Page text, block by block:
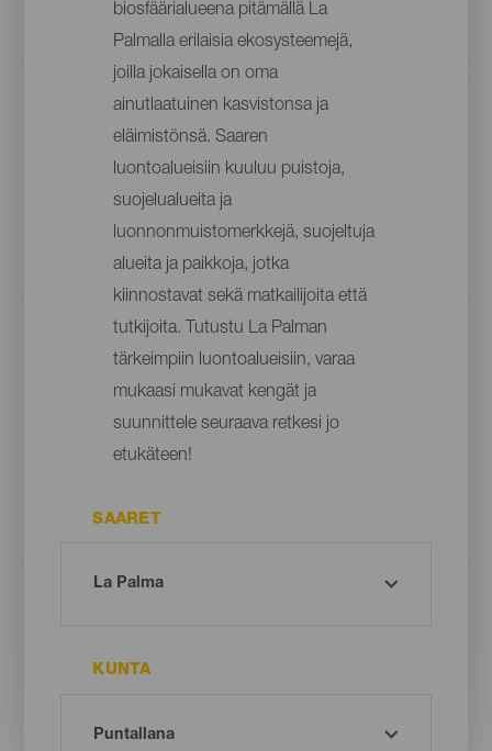
biosfäärialueena pitämällä La
Palmalla erilaisia ekosysteemejä,
joilla jokaisella on oma
ainutlaatuinen kasvistonsa ja
eläimistönsä. Saaren
luontoalueisiin kuuluu puistoja,
suojelualueita ja
luonnonmuistomerkkejä, suojeltuja
alueita ja paikkoja, jotka
kiinnostavat sekä matkailijoita että
tutkijoita. Tutustu La Palman
tärkeimpiin luontoalueisiin, varaa
mukaasi mukavat kengät ja
suunnittele seuraava retkesi jo
etukäteen!
SAARET
KUNTA